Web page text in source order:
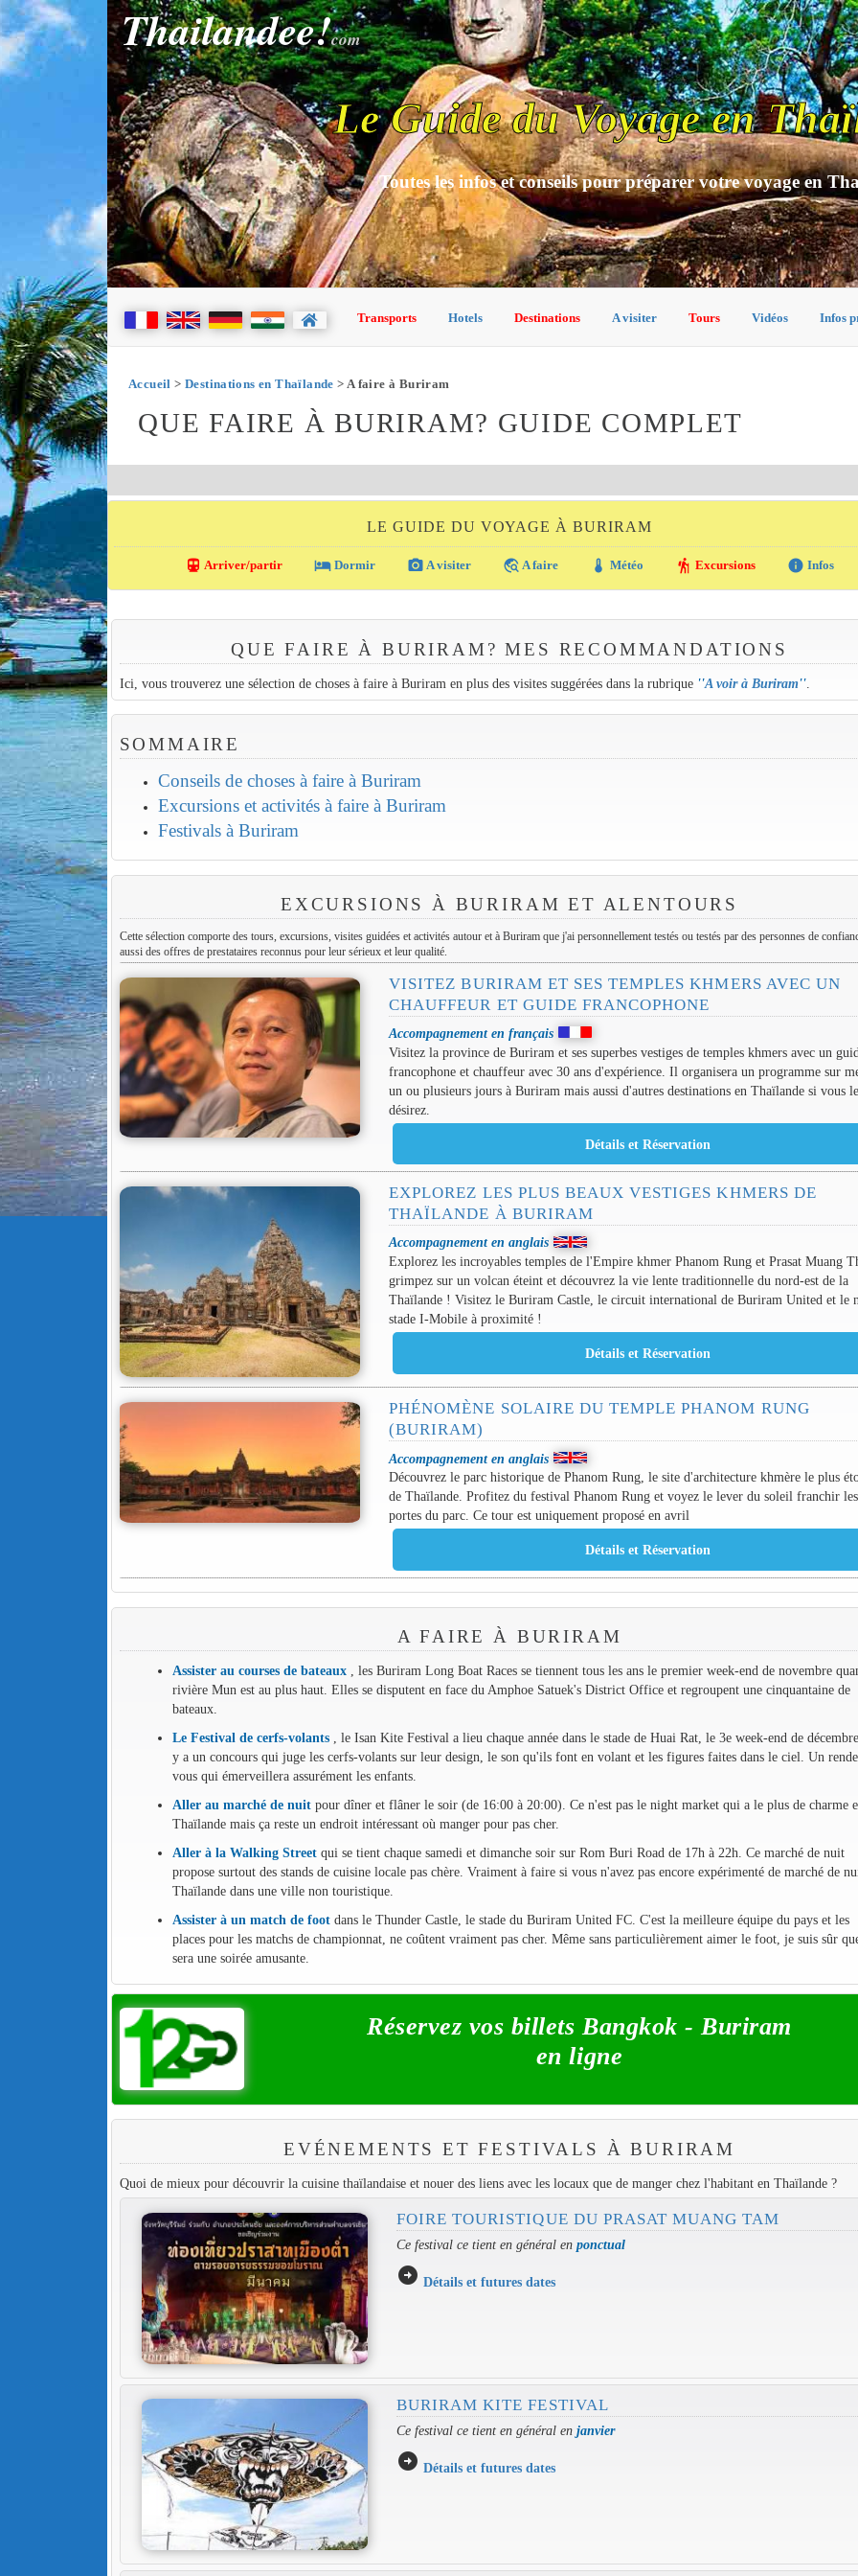
Thailandee!com
Le Guide du Voyage en
Toutes les infos et conseils pour préparer votre voyage en
Transports Hotels Destinations A visiter Tours Vidéos Infos
Accueil > Destinations en Thaïlande > A faire à Buriram
QUE FAIRE À BURIRAM? GUIDE COMPLET
LE GUIDE DU VOYAGE À BURIRAM
directions_transit Arriver/partir local_hotel Dormir photo_camera A visiter travel_explore A faire thermostat Météo hiking Excursions info Infos
QUE FAIRE À BURIRAM? MES RECOMMANDATIONS
Ici, vous trouverez une sélection de choses à faire à Buriram en plus des visites suggérées dans la rubrique ''A voir à Buriram''.
SOMMAIRE
Conseils de choses à faire à Buriram
Excursions et activités à faire à Buriram
Festivals à Buriram
EXCURSIONS À BURIRAM ET ALENTOURS
Cette sélection comporte des tours, excursions, visites guidées et activités autour et à Buriram que j'ai personnellement testés ou testés par des personnes de
aussi des offres de prestataires reconnus pour leur sérieux et leur qualité.
VISITEZ BURIRAM ET SES TEMPLES KHMERS AVEC UN
CHAUFFEUR ET GUIDE FRANCOPHONE
Accompagnement en français
Visitez la province de Buriram et ses superbes vestiges de temples khmers avec un
francophone et chauffeur avec 30 ans d'expérience. Il organisera un programme sur
un ou plusieurs jours à Buriram mais aussi d'autres destinations en Thaïlande si vous le
désirez.
EXPLOREZ LES PLUS BEAUX VESTIGES KHMERS DE
THAÏLANDE À BURIRAM
Accompagnement en anglais
Explorez les incroyables temples de l'Empire khmer Phanom Rung et Prasat Muang
grimpez sur un volcan éteint et découvrez la vie lente traditionnelle du nord-est de la
Thaïlande ! Visitez le Buriram Castle, le circuit international de Buriram United et le
stade I-Mobile à proximité !
PHÉNOMÈNE SOLAIRE DU TEMPLE PHANOM RUNG
(BURIRAM)
Accompagnement en anglais
Découvrez le parc historique de Phanom Rung, le site d'architecture khmère le plus
de Thaïlande. Profitez du festival Phanom Rung et voyez le lever du soleil franchir
portes du parc. Ce tour est uniquement proposé en avril
A FAIRE À BURIRAM
Assister au courses de bateaux, les Buriram Long Boat Races se tiennent tous les ans le premier week-end de novembre
rivière Mun est au plus haut. Elles se disputent en face du Amphoe Satuek's District Office et regroupent une cinquantaine de
bateaux.
Le Festival de cerfs-volants, le Isan Kite Festival a lieu chaque année dans le stade de Huai Rat, le 3e week-end de
y a un concours qui juge les cerfs-volants sur leur design, le son qu'ils font en volant et les figures faites dans le ciel. Un
vous qui émerveillera assurément les enfants.
Aller au marché de nuitpour dîner et flâner le soir (de 16:00 à 20:00). Ce n'est pas le night market qui a le plus de charme
Thaïlande mais ça reste un endroit intéressant où manger pour pas cher.
Aller à la Walking Streetqui se tient chaque samedi et dimanche soir sur Rom Buri Road de 17h à 22h. Ce marché de nuit
propose surtout des stands de cuisine locale pas chère. Vraiment à faire si vous n'avez pas encore expérimenté de marché de
Thaïlande dans une ville non touristique.
Assister à un match de footdans le Thunder Castle, le stade du Buriram United FC. C'est la meilleure équipe du pays et les
places pour les matchs de championnat, ne coûtent vraiment pas cher. Même sans particulièrement aimer le foot, je suis sûr
sera une soirée amusante.
Réservez vos billets Bangkok - Buriram
en ligne
EVÉNEMENTS ET FESTIVALS À BURIRAM
Quoi de mieux pour découvrir la cuisine thaïlandaise et nouer des liens avec les locaux que de manger chez l'habitant en Thaïlande ?
FOIRE TOURISTIQUE DU PRASAT MUANG TAM
Ce festival ce tient en général en ponctual
arrow_circle_right Détails et futures dates
BURIRAM KITE FESTIVAL
Ce festival ce tient en général en janvier
arrow_circle_right Détails et futures dates